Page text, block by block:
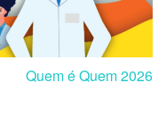
Quem é Quem 2026